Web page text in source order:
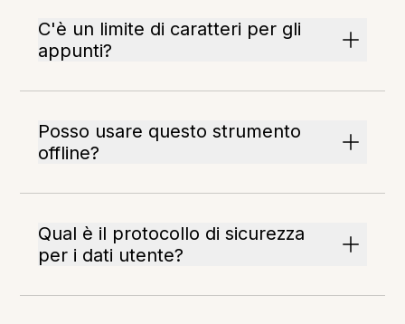
C'è un limite di caratteri per gli
appunti?
Posso usare questo strumento
offline?
Qual è il protocollo di sicurezza
per i dati utente?